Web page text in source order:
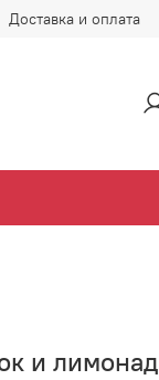
Доставка и оплата
и лимонад